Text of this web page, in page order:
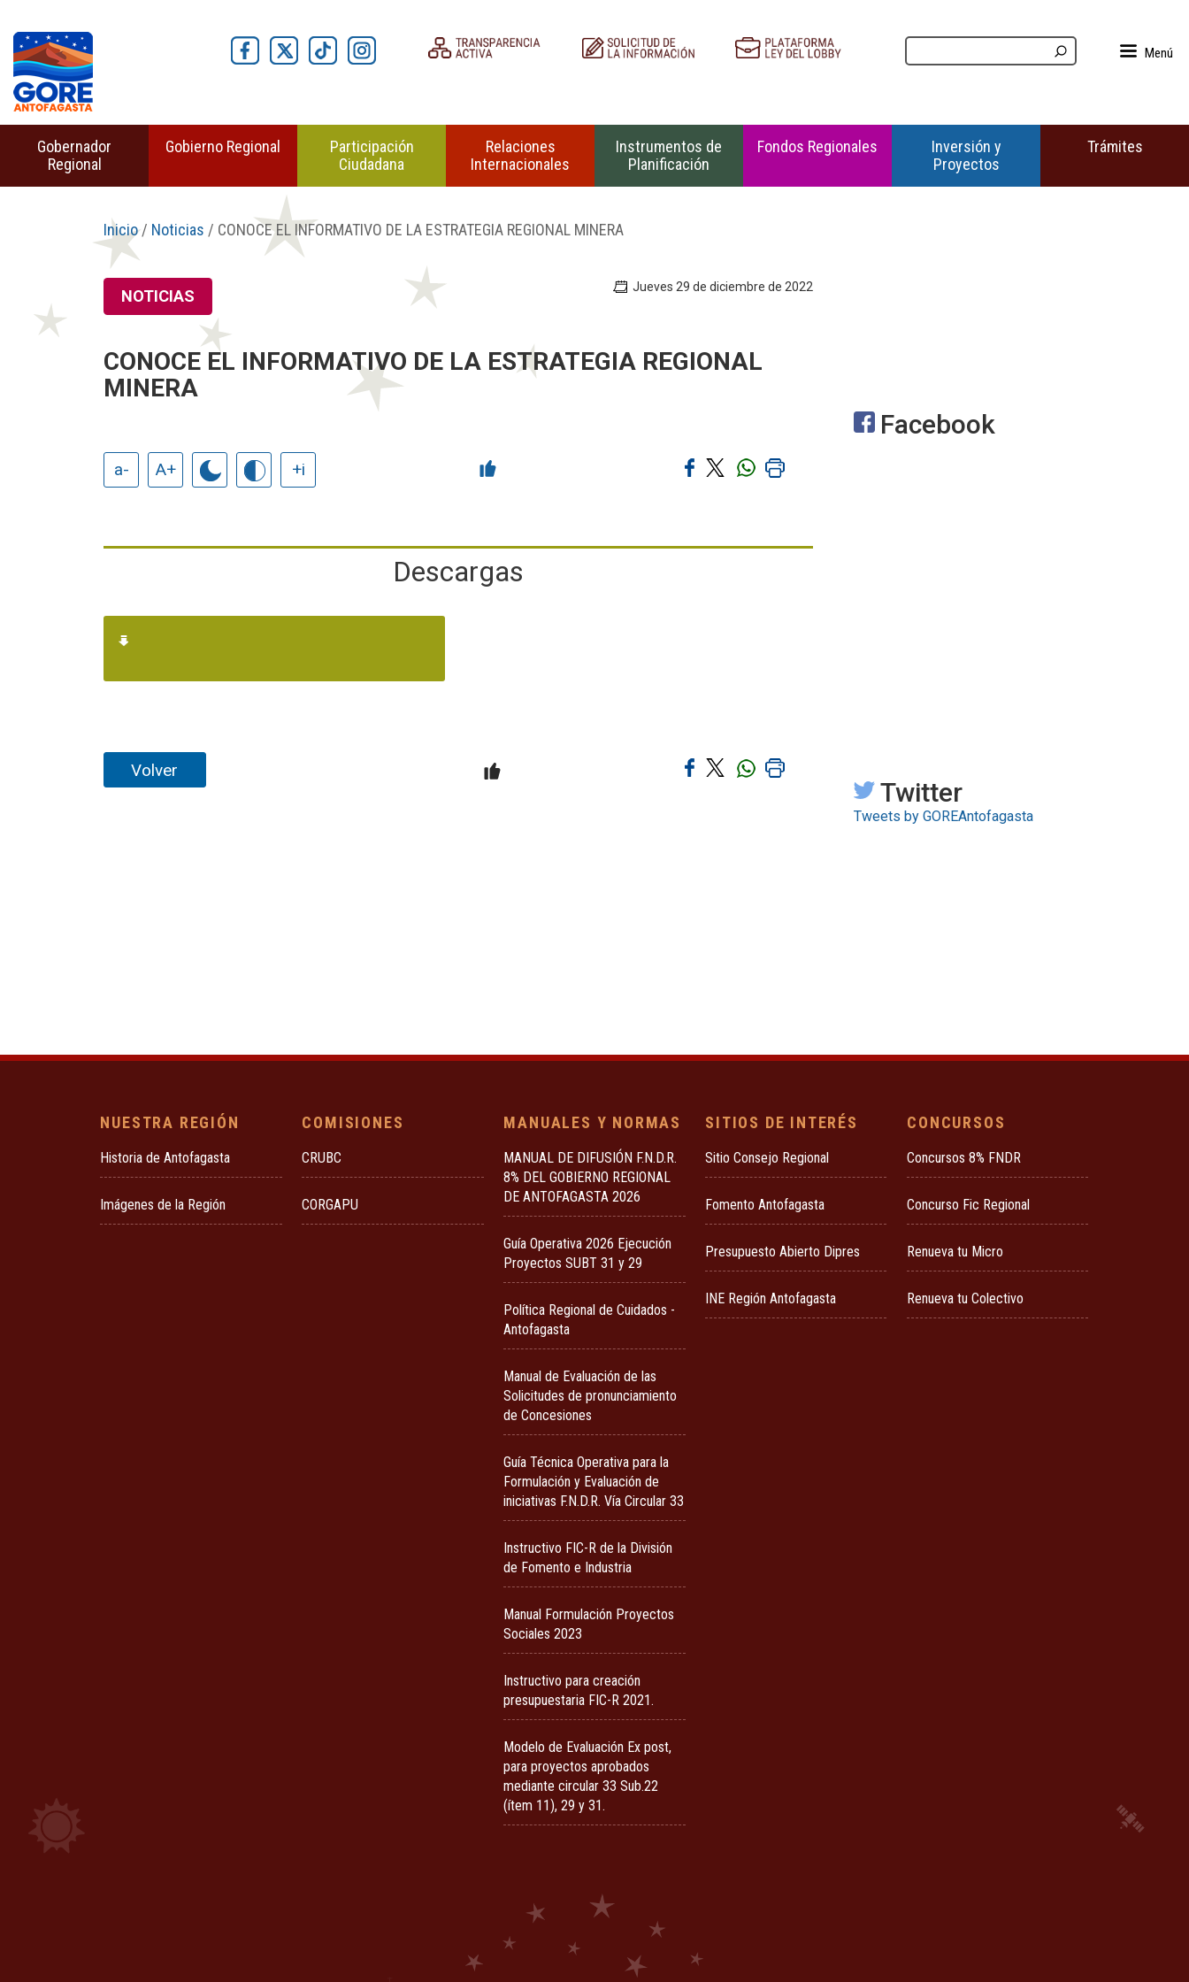
Menú
Gobernador
Regional
Gobierno Regional
Participación
Ciudadana
Relaciones
Internacionales
Instrumentos de
Planificación
Fondos Regionales
Inversión y
Proyectos
Trámites
Inicio/ Noticias / CONOCE EL INFORMATIVO DE LA ESTRATEGIA REGIONAL MINERA
NOTICIAS Jueves 29 de diciembre de 2022
CONOCE EL INFORMATIVO DE LA ESTRATEGIA REGIONAL
MINERA
a- A+ +i
Descargas
Volver
Facebook
Twitter
Tweets by GOREAntofagasta
NUESTRA REGIÓN
Historia de Antofagasta
Imágenes de la Región
COMISIONES
CRUBC
CORGAPU
MANUALES Y NORMAS
MANUAL DE DIFUSIÓN F.N.D.R.
8% DEL GOBIERNO REGIONAL
DE ANTOFAGASTA 2026
Guía Operativa 2026 Ejecución
Proyectos SUBT 31 y 29
Política Regional de Cuidados -
Antofagasta
Manual de Evaluación de las
Solicitudes de pronunciamiento
de Concesiones
Guía Técnica Operativa para la
Formulación y Evaluación de
iniciativas F.N.D.R. Vía Circular 33
Instructivo FIC-R de la División
de Fomento e Industria
Manual Formulación Proyectos
Sociales 2023
Instructivo para creación
presupuestaria FIC-R 2021.
Modelo de Evaluación Ex post,
para proyectos aprobados
mediante circular 33 Sub.22
(ítem 11), 29 y 31.
SITIOS DE INTERÉS
Sitio Consejo Regional
Fomento Antofagasta
Presupuesto Abierto Dipres
INE Región Antofagasta
CONCURSOS
Concursos 8% FNDR
Concurso Fic Regional
Renueva tu Micro
Renueva tu Colectivo